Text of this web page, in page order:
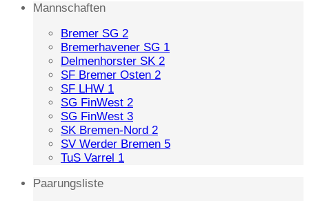
Mannschaften
Bremer SG 2
Bremerhavener SG 1
Delmenhorster SK 2
SF Bremer Osten 2
SF LHW 1
SG FinWest 2
SG FinWest 3
SK Bremen-Nord 2
SV Werder Bremen 5
TuS Varrel 1
Paarungsliste